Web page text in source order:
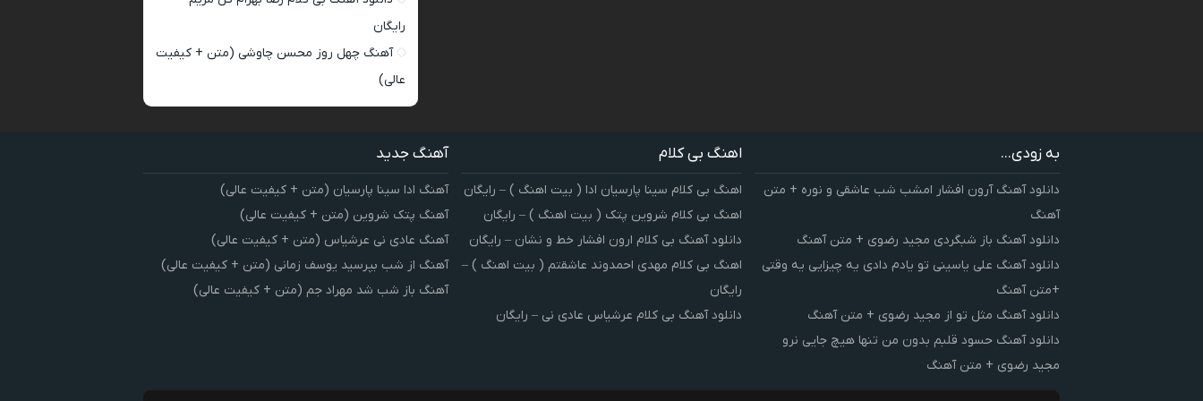
رایگان
آهنگ چهل روز محسن چاوشی (متن + کیفیت
عالی)
به زودی...
دانلود آهنگ آرون افشار امشب شب عاشقی و نوره + متن
آهنگ
دانلود آهنگ باز شبگردی مجید رضوی + متن آهنگ
دانلود آهنگ علی یاسینی تو یادم دادی یه چیزایی یه وقتی
+متن آهنگ
دانلود آهنگ مثل تو از مجید رضوی + متن آهنگ
دانلود آهنگ حسود قلبم بدون من تنها هیچ جایی نرو
مجید رضوی + متن آهنگ
اهنگ بی کلام
اهنگ بی کلام سینا پارسیان ادا ( بیت اهنگ ) – رایگان
اهنگ بی کلام شروین پتک ( بیت اهنگ ) – رایگان
دانلود آهنگ بی کلام ارون افشار خط و نشان – رایگان
اهنگ بی کلام مهدی احمدوند عاشقتم ( بیت اهنگ ) –
رایگان
دانلود آهنگ بی کلام عرشیاس عادی نی – رایگان
آهنگ جدید
آهنگ ادا سینا پارسیان (متن + کیفیت عالی)
آهنگ پتک شروین (متن + کیفیت عالی)
آهنگ عادی نی عرشیاس (متن + کیفیت عالی)
آهنگ از شب بپرسید یوسف زمانی (متن + کیفیت عالی)
آهنگ باز شب شد مهراد جم (متن + کیفیت عالی)